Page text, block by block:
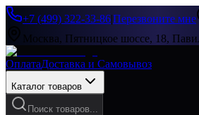
+7 (499) 322-33-86|Перезвоните мне
Москва, Пятницкое шоссе, 18,
ОплатаДоставка и Самовывоз
Каталог товаров
Поиск товаров...